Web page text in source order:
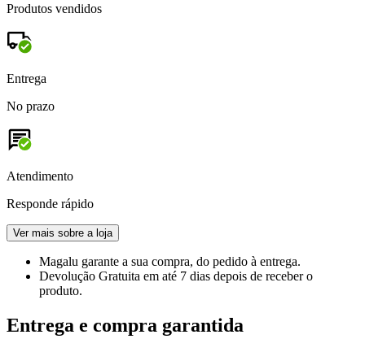
Produtos vendidos
Entrega
No prazo
Atendimento
Responde rápido
Ver mais sobre a loja
Magalu garante a sua compra, do pedido à entrega.
Devolução Gratuita em até 7 dias depois de receber o
produto.
Entrega e compra garantida